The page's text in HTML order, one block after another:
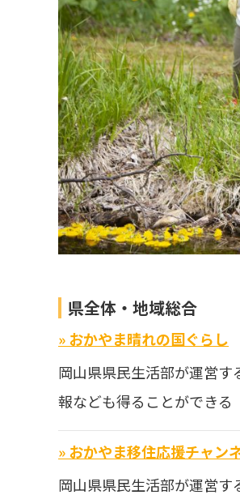
県全体・地域総合
» おかやま晴れの国ぐらし
岡山県県民生活部が運営
報なども得ることができる
» おかやま移住応援チャン
岡山県県民生活部が運営